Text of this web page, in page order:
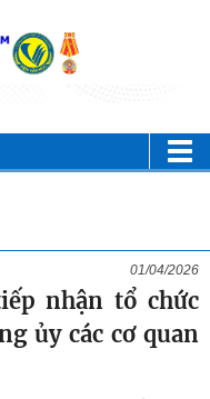
01/04/2026
nhận tổ chức
ủy các cơ quan